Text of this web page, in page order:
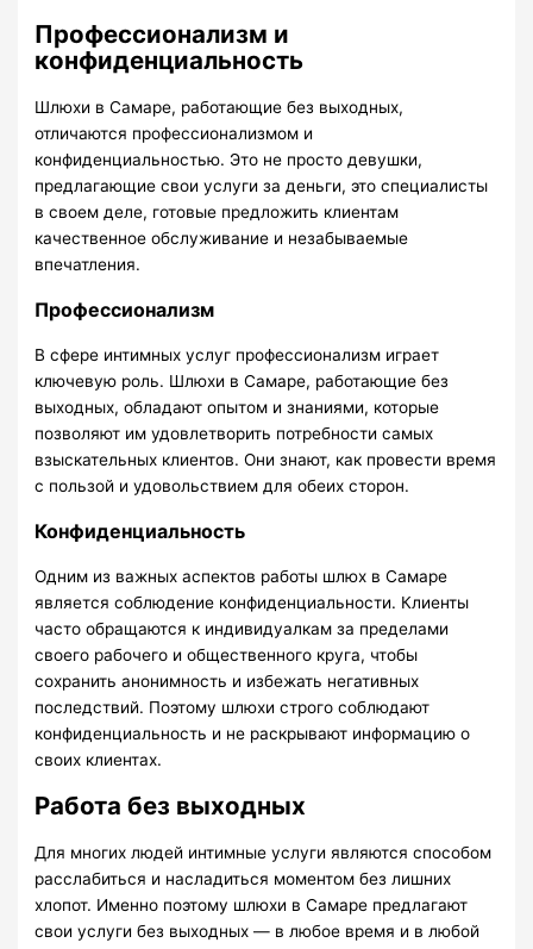
Профессионализм и
конфиденциальность
Шлюхи в Самаре, работающие без выходных,
отличаются профессионализмом и
конфиденциальностью. Это не просто девушки,
предлагающие свои услуги за деньги, это специалисты
в своем деле, готовые предложить клиентам
качественное обслуживание и незабываемые
впечатления.
Профессионализм
В сфере интимных услуг профессионализм играет
ключевую роль. Шлюхи в Самаре, работающие без
выходных, обладают опытом и знаниями, которые
позволяют им удовлетворить потребности самых
взыскательных клиентов. Они знают, как провести время
с пользой и удовольствием для обеих сторон.
Конфиденциальность
Одним из важных аспектов работы шлюх в Самаре
является соблюдение конфиденциальности. Клиенты
часто обращаются к индивидуалкам за пределами
своего рабочего и общественного круга, чтобы
сохранить анонимность и избежать негативных
последствий. Поэтому шлюхи строго соблюдают
конфиденциальность и не раскрывают информацию о
своих клиентах.
Работа без выходных
Для многих людей интимные услуги являются способом
расслабиться и насладиться моментом без лишних
хлопот. Именно поэтому шлюхи в Самаре предлагают
свои услуги без выходных — в любое время и в любой